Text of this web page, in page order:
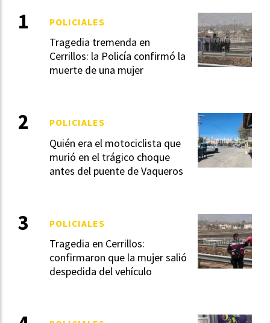
Tragedia tremenda en
Cerrillos: la Policía confirmó la
muerte de una mujer
POLICIALES
Quién era el motociclista que
murió en el trágico choque
antes del puente de Vaqueros
POLICIALES
Tragedia en Cerrillos:
confirmaron que la mujer salió
despedida del vehículo
POLICIALES